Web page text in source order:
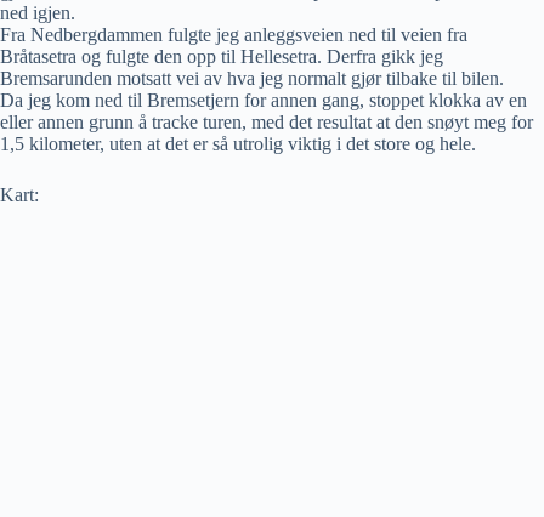
ned igjen.
Fra Nedbergdammen fulgte jeg anleggsveien ned til veien fra
Bråtasetra og fulgte den opp til Hellesetra. Derfra gikk jeg
Bremsarunden motsatt vei av hva jeg normalt gjør tilbake til bilen.
Da jeg kom ned til Bremsetjern for annen gang, stoppet klokka av en
eller annen grunn å tracke turen, med det resultat at den snøyt meg for
1,5 kilometer, uten at det er så utrolig viktig i det store og hele.
Kart: